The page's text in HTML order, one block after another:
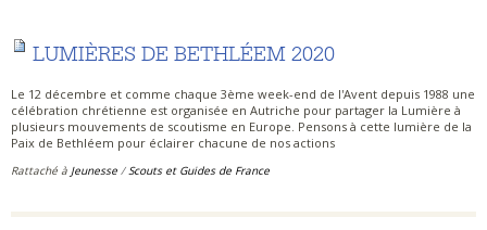
LUMIÈRES DE BETHLÉEM 2020
Le 12 décembre et comme chaque 3ème week-end de l'Avent depuis 1988 une
célébration chrétienne est organisée en Autriche pour partager la Lumière à
plusieurs mouvements de scoutisme en Europe. Pensons à cette lumière de la
Paix de Bethléem pour éclairer chacune de nos actions
Rattaché à Jeunesse /Scouts et Guides de France